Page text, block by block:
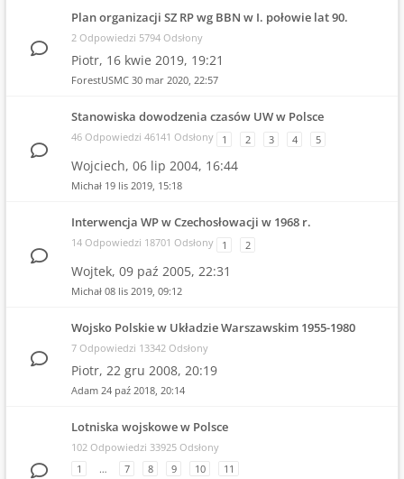
Plan organizacji SZ RP wg BBN w I. połowie lat 90.
2 Odpowiedzi 5794 Odsłony
Piotr, 16 kwie 2019, 19:21
ForestUSMC 30 mar 2020, 22:57
Stanowiska dowodzenia czasów UW w Polsce
46 Odpowiedzi 46141 Odsłony 1 2 3 4 5
Wojciech, 06 lip 2004, 16:44
Michał 19 lis 2019, 15:18
Interwencja WP w Czechosłowacji w 1968 r.
14 Odpowiedzi 18701 Odsłony 1 2
Wojtek, 09 paź 2005, 22:31
Michał 08 lis 2019, 09:12
Wojsko Polskie w Układzie Warszawskim 1955-1980
7 Odpowiedzi 13342 Odsłony
Piotr, 22 gru 2008, 20:19
Adam 24 paź 2018, 20:14
Lotniska wojskowe w Polsce
102 Odpowiedzi 33925 Odsłony
1
… 7 8 9 10 11